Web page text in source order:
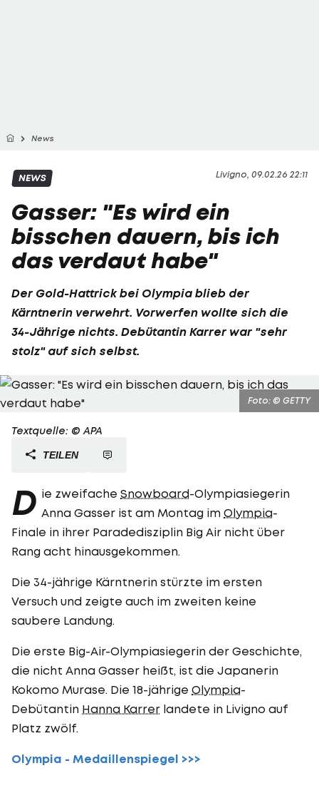
News
Livigno, 09.02.26 22:11
NEWS
Gasser: "Es wird ein
bisschen dauern, bis ich
das verdaut habe"
Der Gold-Hattrick bei Olympia blieb der
Kärntnerin verwehrt. Vorwerfen wollte sich die
34-Jährige nichts. Debütantin Karrer war "sehr
stolz" auf sich selbst.
Foto: © GETTY
Textquelle: © APA
TEILEN
D ie zweifache Snowboard-Olympiasiegerin
Anna Gasser ist am Montag im Olympia-
Finale in ihrer Paradedisziplin Big Air nicht über
Rang acht hinausgekommen.
Die 34-jährige Kärntnerin stürzte im ersten
Versuch und zeigte auch im zweiten keine
saubere Landung.
Die erste Big-Air-Olympiasiegerin der Geschichte,
die nicht Anna Gasser heißt, ist die Japanerin
Kokomo Murase. Die 18-jährige Olympia-
Debütantin Hanna Karrer landete in Livigno auf
Platz zwölf.
Olympia - Medaillenspiegel >>>